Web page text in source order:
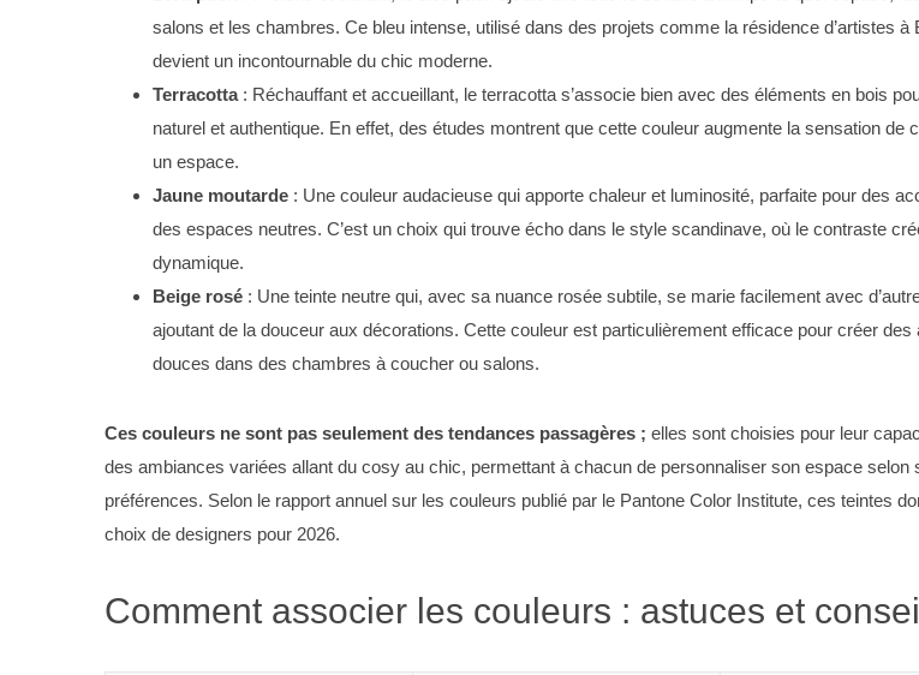
salons et les chambres. Ce bleu intense, utilisé dans des projets comme la résidence d’artistes à
devient un incontournable du chic moderne.
Terracotta: Réchauffant et accueillant, le terracotta s’associe bien avec des éléments en bois
naturel et authentique. En effet, des études montrent que cette couleur augmente la sensation de
un espace.
Jaune moutarde : Une couleur audacieuse qui apporte chaleur et luminosité, parfaite pour des
des espaces neutres. C’est un choix qui trouve écho dans le style scandinave, où le contraste
dynamique.
Beige rosé : Une teinte neutre qui, avec sa nuance rosée subtile, se marie facilement avec
ajoutant de la douceur aux décorations. Cette couleur est particulièrement efficace pour créer des
douces dans des chambres à coucher ou salons.
Ces couleurs ne sont pas seulement des tendances passagères ; elles sont choisies pour leur
des ambiances variées allant du cosy au chic, permettant à chacun de personnaliser son espace selon
préférences. Selon le rapport annuel sur les couleurs publié par le Pantone Color Institute, ces teintes
choix de designers pour 2026.
Comment associer les couleurs : astuces et
a
h
f